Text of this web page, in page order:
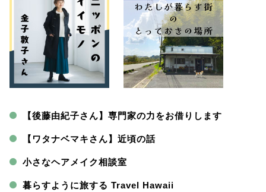
【後藤由紀子さん】専門家の力をお借りします
【ワタナベマキさん】近頃の話
小さなヘアメイク相談室
暮らすように旅する Travel Hawaii